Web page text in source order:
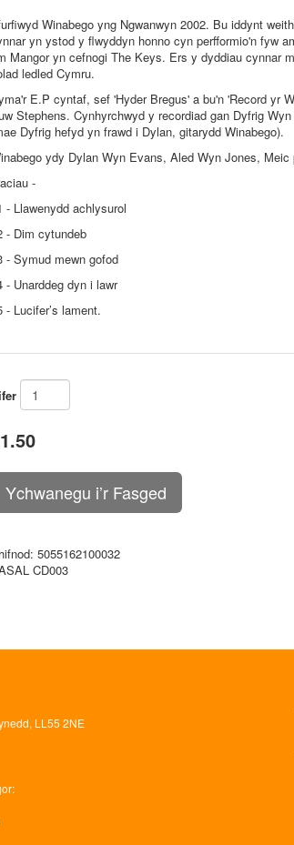
Winabego yng Ngwanwyn 2002. Bu iddynt
yn ystod y flwyddyn honno cyn perfformio'n fyw
Mangor yn cefnogi The Keys. Ers y dyddiau cynnar
ledled Cymru.
E.P cyntaf, sef 'Hyder Bregus' a bu'n 'Record yr
Stephens. Cynhyrchwyd y recordiad gan Dyfrig
Dyfrig hefyd yn frawd i Dylan, gitarydd Winabego).
ydy Dylan Wyn Evans, Aled Wyn Jones, Meic
-
- Llawenydd achlysurol
- Dim cytundeb
- Symud mewn gofod
- Unarddeg dyn i lawr
- Lucifer’s lament.
: 5055162100032
CD003
LL55 2NE